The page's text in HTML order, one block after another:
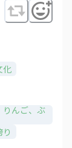
化​
りんご、ぶ